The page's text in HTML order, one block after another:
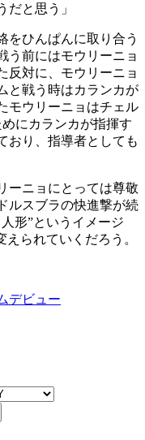
だと思う」
をひんぱんに取り合う
う前にはモウリーニョ
反対に、モウリーニョ
と戦う時はカランカが
モウリーニョはチェル
にカランカが指揮す
おり、指導者としても
ーニョにとっては尊敬
ルスブラの快進撃が続
形”というイメージ
られていくだろう。
デビュー